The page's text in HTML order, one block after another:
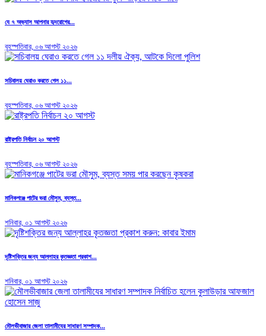
যে ৭ অভ্যাস আপনার হৃদরোগের...
বৃহস্পতিবার, ০৬ আগস্ট ২০২৬
সচিবালয় ঘেরাও করতে গেল ১১...
বৃহস্পতিবার, ০৬ আগস্ট ২০২৬
রাষ্ট্রপতি নির্বাচন ২০ আগস্ট
বৃহস্পতিবার, ০৬ আগস্ট ২০২৬
মানিকগঞ্জে পাটের ভরা মৌসুম, ব্যস্ত...
শনিবার, ০১ আগস্ট ২০২৬
দৃষ্টিশক্তির জন্য আল্লাহর কৃতজ্ঞতা প্রকাশ...
শনিবার, ০১ আগস্ট ২০২৬
মৌলভীবাজার জেলা তালামীযের সাধারণ সম্পাদক...